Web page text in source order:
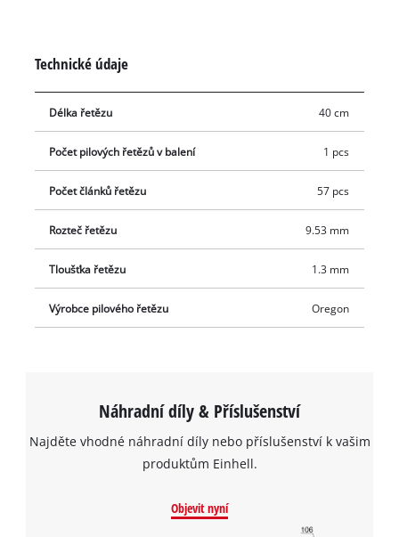
Technické údaje
Délka řetězu 40 cm
Počet pilových řetězů v balení 1 pcs
Počet článků řetězu 57 pcs
Rozteč řetězu 9.53 mm
Tloušťka řetězu 1.3 mm
Výrobce pilového řetězu Oregon
Náhradní díly & Příslušenství
Najděte vhodné náhradní díly nebo příslušenství k vašim
produktům Einhell.
Objevit nyní